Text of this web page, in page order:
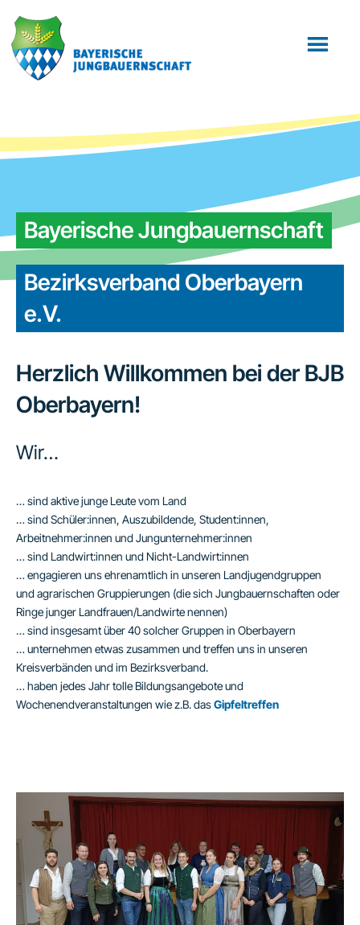
Inhalt
springen
Fußzeile
springen
Bayerische Jungbauernschaft
Bezirksverband Oberbayern
e.V.
Herzlich Willkommen bei der BJB
Oberbayern!
Wir…
… sind aktive junge Leute vom Land
… sind Schüler:innen, Auszubildende, Student:innen,
Arbeitnehmer:innen und Jungunternehmer:innen
… sind Landwirt:innen und Nicht-Landwirt:innen
… engagieren uns ehrenamtlich in unseren Landjugendgruppen
und agrarischen Gruppierungen (die sich Jungbauernschaften oder
Ringe junger Landfrauen/Landwirte nennen)
… sind insgesamt über 40 solcher Gruppen in Oberbayern
… unternehmen etwas zusammen und treffen uns in unseren
Kreisverbänden und im Bezirksverband.
… haben jedes Jahr tolle Bildungsangebote und
Wochenendveranstaltungen wie z.B. dasGipfeltreffen